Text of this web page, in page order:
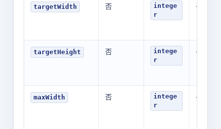
targetWidth 否
intege
r
-
targetHeight 否
intege
r
-
maxWidth 否
intege
r
-